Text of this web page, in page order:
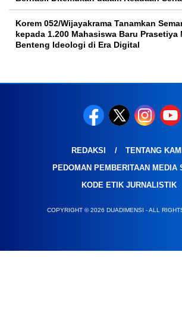
Korem 052/Wijayakrama Tanamkan
kepada 1.200 Mahasiswa Baru Prasetiya
Benteng Ideologi di Era Digital
REDAKSI
TENTANG KAMI
PEDOMAN PEMBERITAAN MEDIA
KODE ETIK JURNALISTIK
COPYRIGHT © 2026 DUADIMENSI - ALL